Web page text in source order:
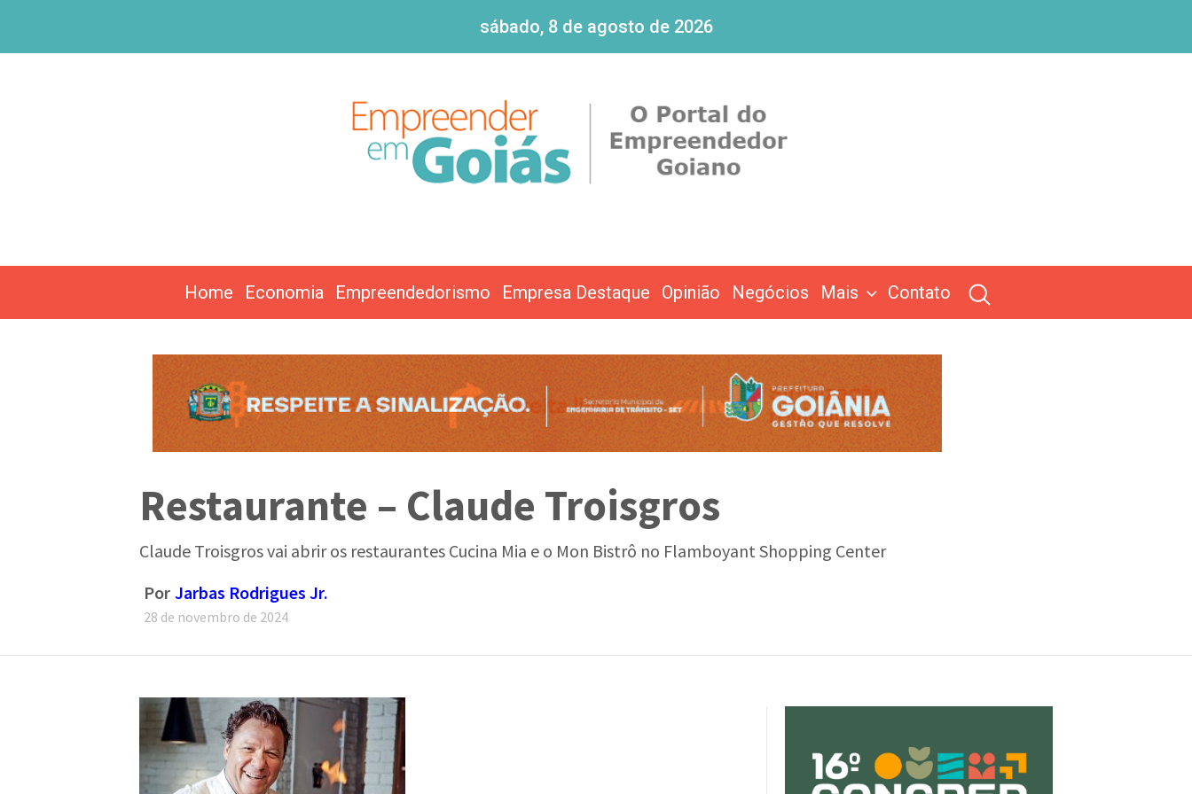
sábado, 8 de agosto de 2026
Home Economia Empreendedorismo Empresa Destaque Opinião Negócios Mais Contato
Restaurante – Claude Troisgros
Claude Troisgros vai abrir os restaurantes Cucina Mia e o Mon Bistrô no Flamboyant Shopping Center
Por Jarbas Rodrigues Jr.
28 de novembro de 2024